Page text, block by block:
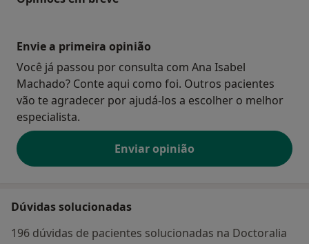
Envie a primeira opinião
Você já passou por consulta com Ana Isabel
Machado? Conte aqui como foi. Outros pacientes
vão te agradecer por ajudá-los a escolher o melhor
especialista.
Enviar opinião
Dúvidas solucionadas
196 dúvidas de pacientes solucionadas na Doctoralia